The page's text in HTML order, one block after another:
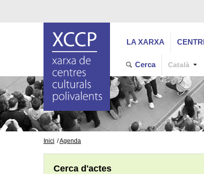
LA XARXA
Cerca Català
Inici Agenda
Cerca d'actes